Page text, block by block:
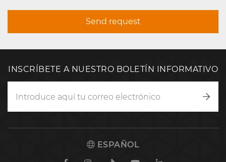
Send request
INSCRÍBETE A NUESTRO BOLETÍN INFORMATIVO
ESPAÑOL